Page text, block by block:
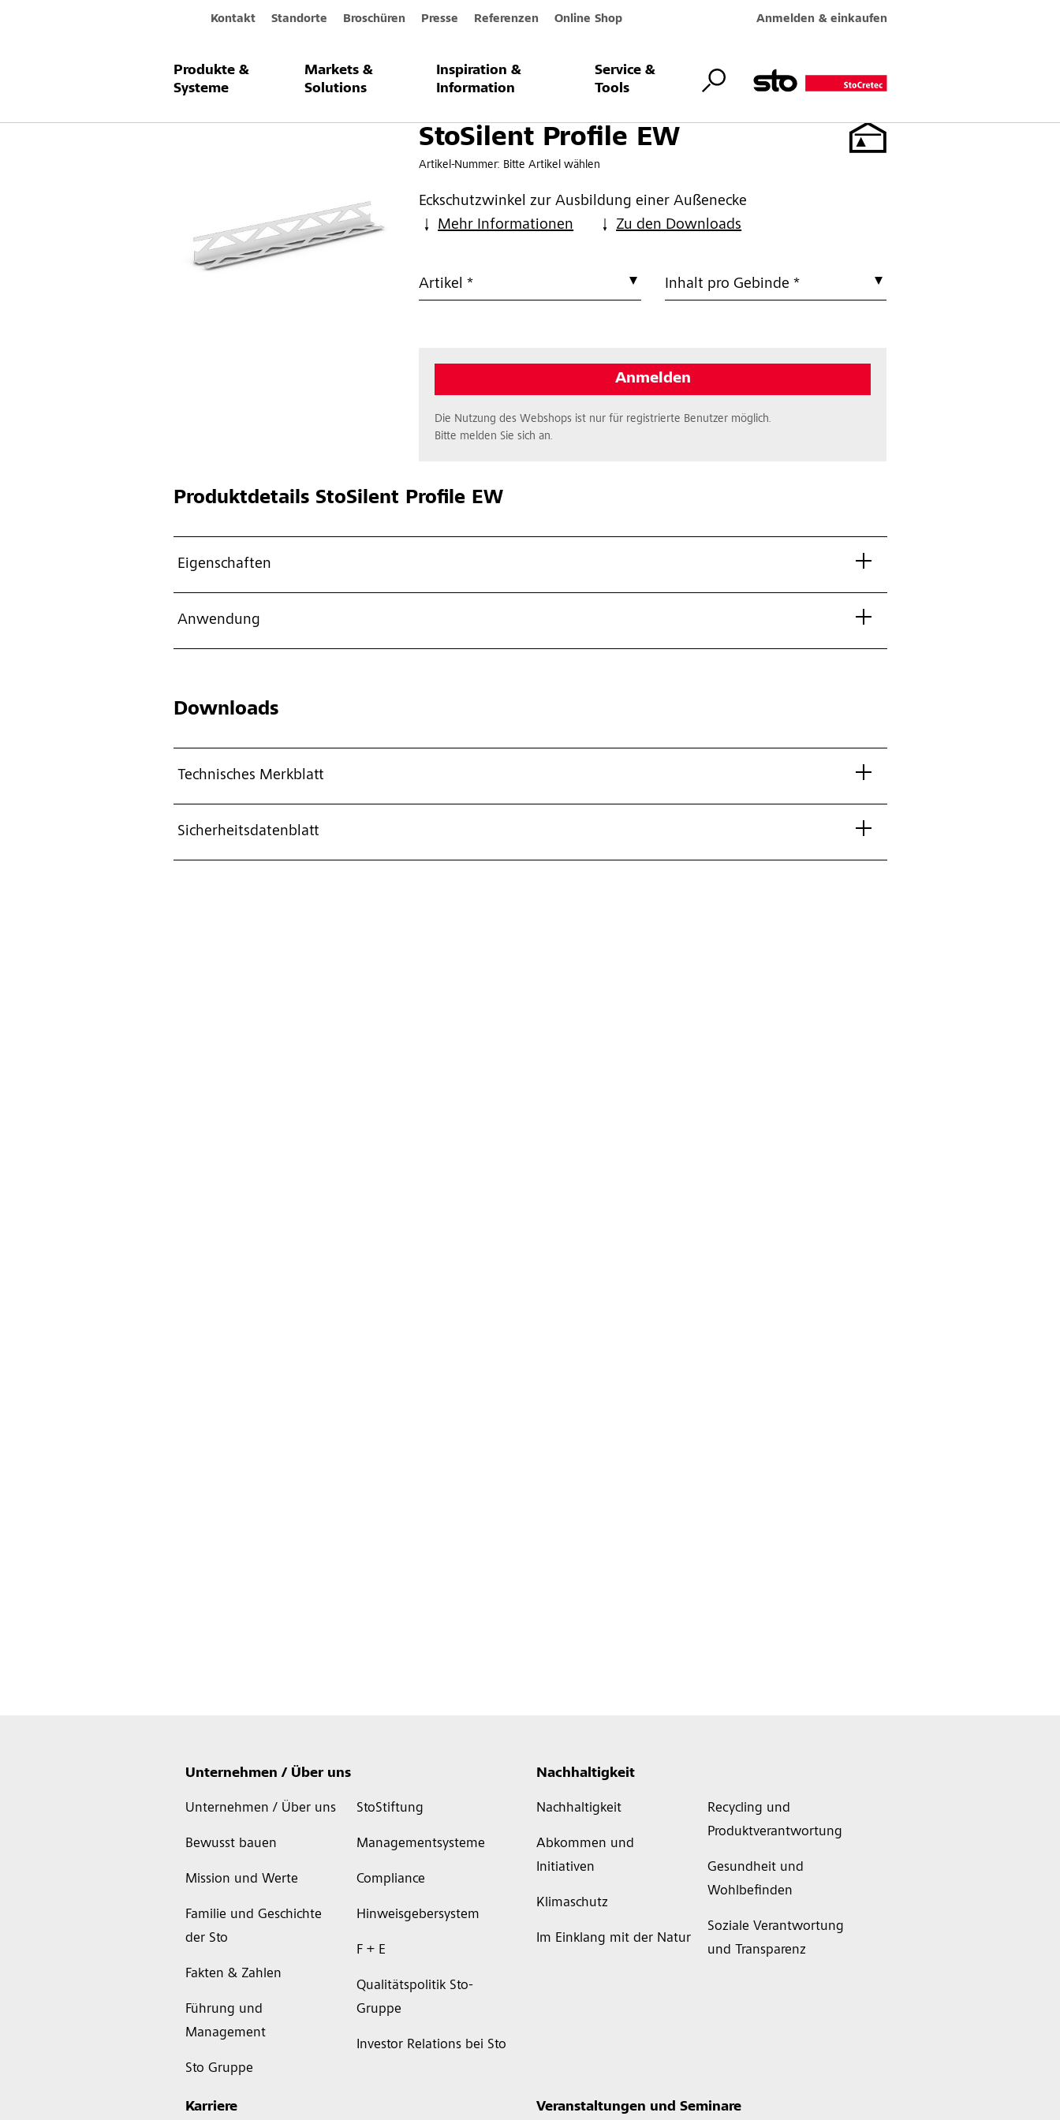
Kontakt Standorte Broschüren Presse Referenzen Online Shop Anmelden & einkaufen
Produkte &
Systeme
Markets &
Solutions
Inspiration &
Information
Service &
Tools
Produkte & Systeme StoSilent Profile EW
StoSilent Profile EW
Artikel-Nummer: Bitte Artikel wählen
Eckschutzwinkel zur Ausbildung einer Außenecke
Mehr Informationen
Zu den Downloads
Artikel * Inhalt pro Gebinde *
Anmelden
Die Nutzung des Webshops ist nur für registrierte Benutzer möglich.
Bitte melden Sie sich an.
ProduktdetailsStoSilent Profile EW
Eigenschaften
Anwendung
Downloads
Technisches Merkblatt
Sicherheitsdatenblatt
Unternehmen / Über uns
Unternehmen / Über uns
Bewusst bauen
Mission und Werte
Familie und Geschichte
der Sto
Fakten & Zahlen
Führung und
Management
Sto Gruppe
StoStiftung
Managementsysteme
Compliance
Hinweisgebersystem
F + E
Qualitätspolitik Sto-
Gruppe
Investor Relations bei Sto
Nachhaltigkeit
Nachhaltigkeit
Abkommen und
Initiativen
Klimaschutz
Im Einklang mit der Natur
Recycling und
Produktverantwortung
Gesundheit und
Wohlbefinden
Soziale Verantwortung
und Transparenz
Karriere Veranstaltungen und Seminare